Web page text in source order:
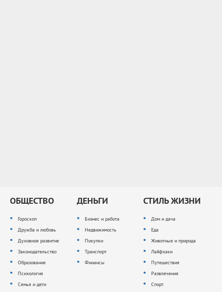
ОБЩЕСТВО
Гороскоп
Дружба и любовь
Духовное развитие
Законодательство
Образование
Психология
Семья и дети
ДЕНЬГИ
Бизнес и работа
Недвижимость
Покупки
Транспорт
Финансы
СТИЛЬ ЖИЗНИ
Дом и дача
Еда
Животные и природа
Лайфхаки
Путешествия
Развлечения
Спорт